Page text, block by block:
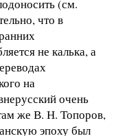
(см.
что в
не калька, а
на
очень
же В. Н. Топоров,
эпоху был